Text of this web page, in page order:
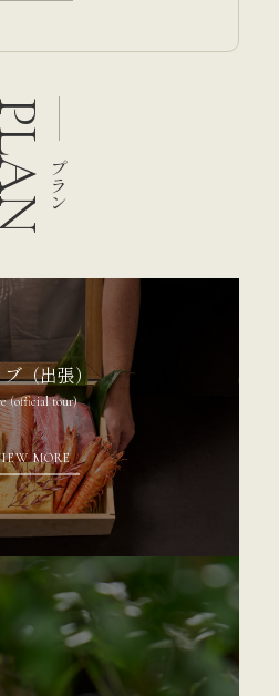
PLAN プラン
（出張）
(official tour)
MORE